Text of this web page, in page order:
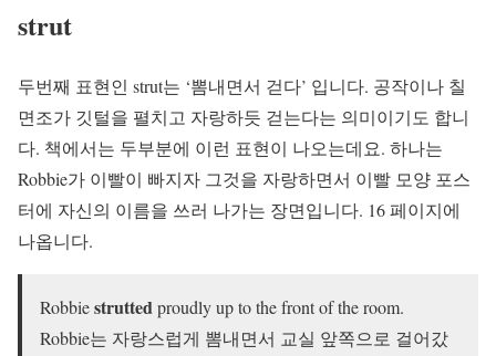
strut
두번째 표현인 strut는 ‘뽐내면서 걷다’ 입니다. 공작이나 칠
면조가 깃털을 펼치고 자랑하듯 걷는다는 의미이기도 합니
다. 책에서는 두부분에 이런 표현이 나오는데요. 하나는
Robbie가 이빨이 빠지자 그것을 자랑하면서 이빨 모양 포스
터에 자신의 이름을 쓰러 나가는 장면입니다. 16 페이지에
나옵니다.
Robbiestruttedproudly up to the front of the room.
Robbie는 자랑스럽게 뽐내면서 교실 앞쪽으로 걸어갔